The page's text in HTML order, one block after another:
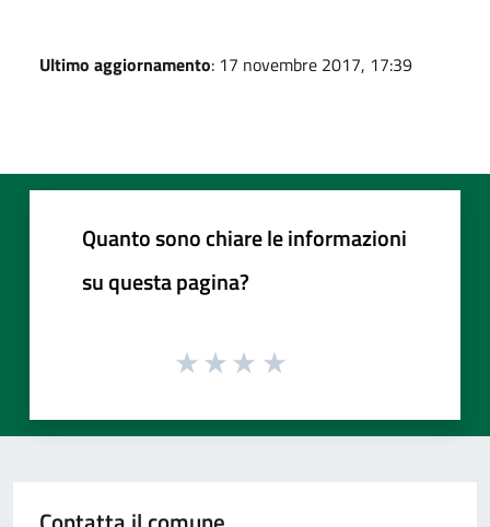
Ultimo aggiornamento: 17 novembre 2017, 17:39
Quanto sono chiare le informazioni
su questa pagina?